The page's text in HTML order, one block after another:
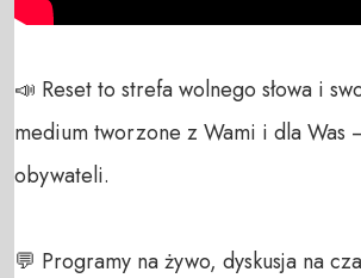
📣 Reset to strefa wolnego słowa i
medium tworzone z Wami i dla Was
obywateli.
💬 Programy na żywo, dyskusja na